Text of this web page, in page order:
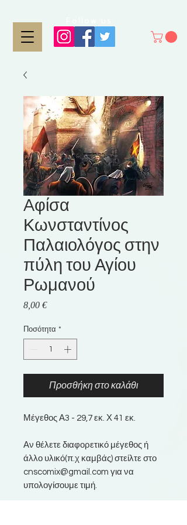
Aφίσα
Κωνσταντίνος
Παλαιολόγος στην
πύλη του Αγίου
Ρωμανού
8,00 €Τιμή
Ποσότητα *
Προσθήκη στο καλάθι
Μέγεθος Α3 - 29,7 εκ. Χ 41 εκ.
Αν θέλετε διαφορετικό μέγεθος ή
άλλο υλικό(π.χ καμβάς) στείλτε στο
cnscomix@gmail.com για να
υπολογίσουμε τιμή.